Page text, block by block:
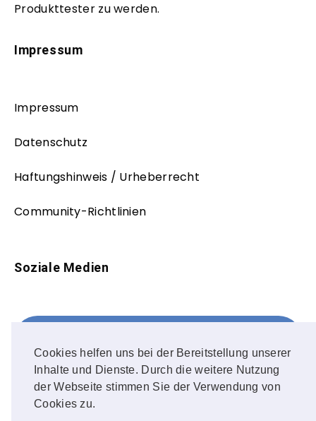
Cookies helfen uns bei der Bereitstellung unserer
Inhalte und Dienste. Durch die weitere Nutzung
der Webseite stimmen Sie der Verwendung von
Cookies zu.
Produkttester zu werden.
Impressum
Impressum
Datenschutz
Haftungshinweis / Urheberrecht
Community-Richtlinien
Soziale Medien
FOLLOW ME!
Instagram
OUR PHOTOS!